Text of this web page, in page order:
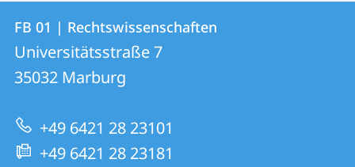
Kontakt
und
Informationen
zur
Website
Kontaktinformationen
FB
01
Rechtswissenschaften
FB 01 | Rechtswissenschaften
Universitätsstraße 7
35032 Marburg
+49 6421 28 23101
+49 6421 28 23181